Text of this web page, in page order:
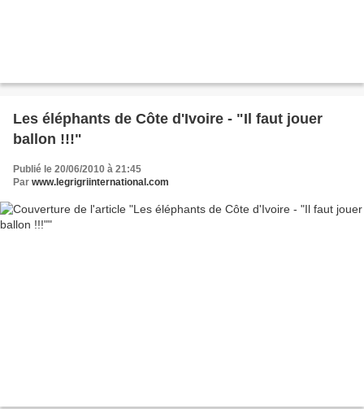
Les éléphants de Côte d'Ivoire - "Il faut jouer
ballon !!!"
Publié le 20/06/2010 à 21:45
Par www.legrigriinternational.com